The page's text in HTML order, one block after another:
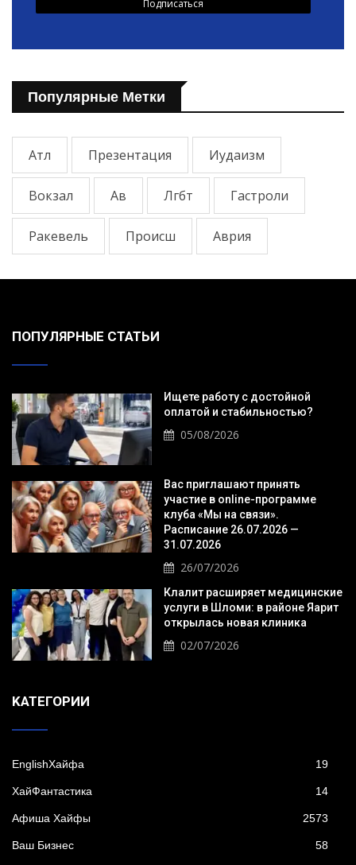
Популярные Метки
Атл Презентация Иудаизм
Вокзал Ав Лгбт Гастроли
Ракевель Происш Аврия
ПОПУЛЯРНЫЕ СТАТЬИ
Ищете работу с достойной
оплатой и стабильностью?
05/08/2026
Вас приглашают принять
участие в online-программе
клуба «Мы на связи».
Расписание 26.07.2026 —
31.07.2026
26/07/2026
Клалит расширяет медицинские
услуги в Шломи: в районе Яарит
открылась новая клиника
02/07/2026
KАТЕГОРИИ
EnglishХайфа 19
XайФантастика 14
Афиша Хайфы 2573
Ваш Бизнес 58